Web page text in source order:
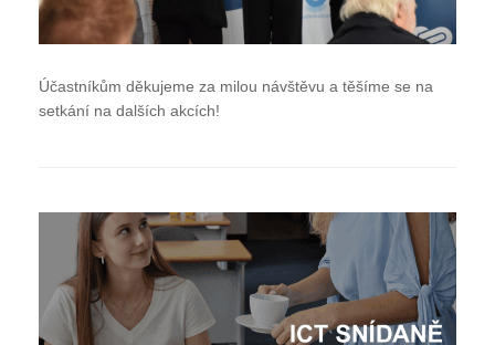
Účastníkům děkujeme za milou návštěvu a těšíme se na
setkání na dalších akcích!